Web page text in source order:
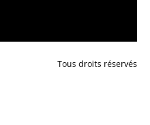
Tous droits réservés